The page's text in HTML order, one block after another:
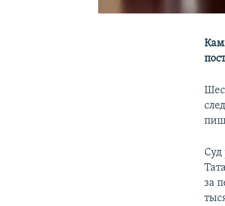
Суд
за